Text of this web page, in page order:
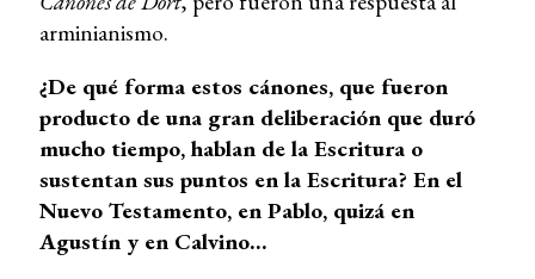
arminianismo.
¿De qué forma estos cánones, que fueron
producto de una gran deliberación que duró
mucho tiempo, hablan de la Escritura o
sustentan sus puntos en la Escritura? En el
Nuevo Testamento, en Pablo, quizá en
Agustín y en Calvino…